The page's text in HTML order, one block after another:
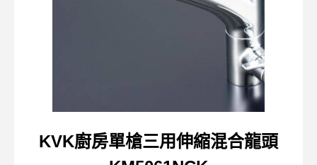
KVK廚房單槍三用伸縮混合龍頭